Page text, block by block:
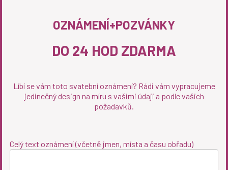
OZNÁMENÍ+POZVÁNKY
DO 24 HOD ZDARMA
Líbí se vám toto svatební oznámení? Rádi vám vypracujeme
jedinečný design na míru s vašimi údaji a podle vašich
požadavků.
Celý text oznámení (včetně jmen, místa a času obřadu)